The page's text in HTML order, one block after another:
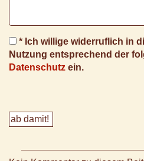
* Ich willige widerruflich in
Nutzung entsprechend der
Datenschutz ein.